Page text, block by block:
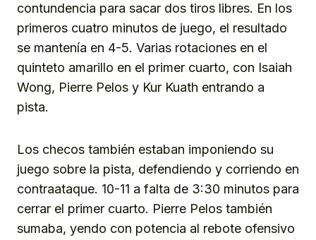
contundencia para sacar dos tiros libres. En los
primeros cuatro minutos de juego, el resultado
se mantenía en 4-5. Varias rotaciones en el
quinteto amarillo en el primer cuarto, con Isaiah
Wong, Pierre Pelos y Kur Kuath entrando a
pista.
Los checos también estaban imponiendo su
juego sobre la pista, defendiendo y corriendo en
contraataque. 10-11 a falta de 3:30 minutos para
cerrar el primer cuarto. Pierre Pelos también
sumaba, yendo con potencia al rebote ofensivo